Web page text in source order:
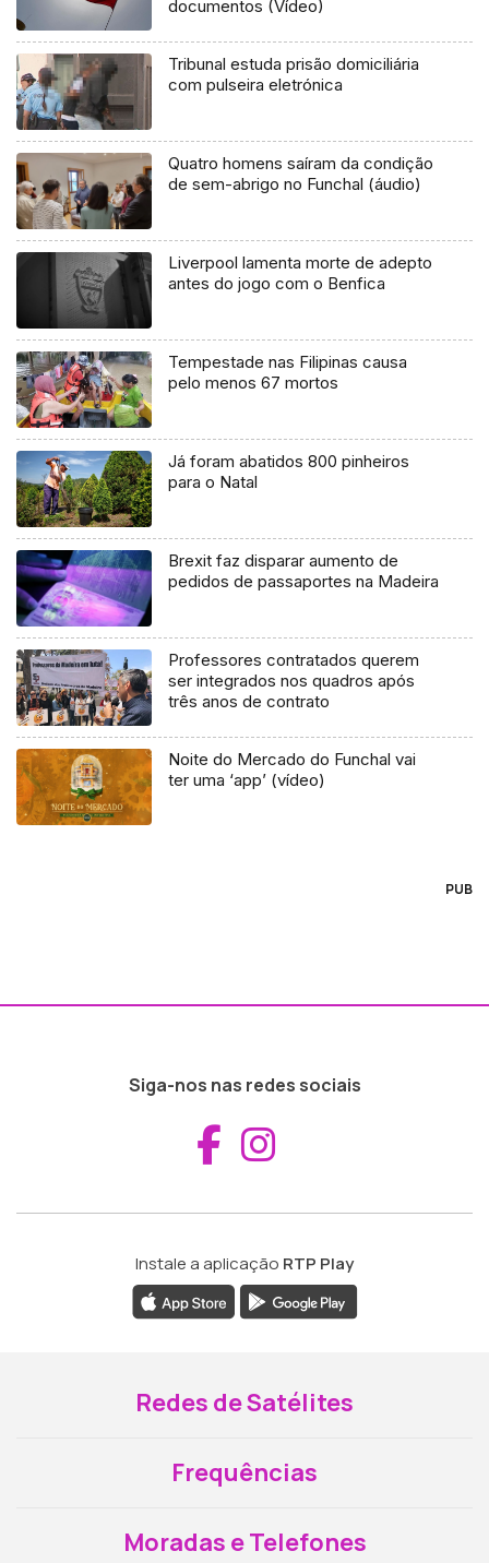
documentos (Vídeo)
Tribunal estuda prisão domiciliária
com pulseira eletrónica
Quatro homens saíram da condição
de sem-abrigo no Funchal (áudio)
Liverpool lamenta morte de adepto
antes do jogo com o Benfica
Tempestade nas Filipinas causa
pelo menos 67 mortos
Já foram abatidos 800 pinheiros
para o Natal
Brexit faz disparar aumento de
pedidos de passaportes na Madeira
Professores contratados querem
ser integrados nos quadros após
três anos de contrato
Noite do Mercado do Funchal vai
ter uma ‘app’ (vídeo)
PUB
Siga-nos nas redes sociais
Aceder ao
Instale a aplicação RTP Play
Redes de Satélites
Frequências
Moradas e Telefones